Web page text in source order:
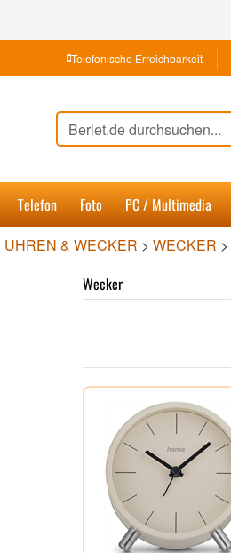
Telefonische Erreichbarkeit
Telefon Foto PC / Multimedia
UHREN & WECKER > WECKER >
Wecker